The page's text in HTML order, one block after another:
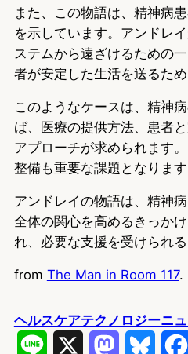
また、この物語は、精神病
を示しています。アンドレ
ステムから遠ざけるための
者が安定した生活を送るた
このようなケースは、精神
ば、医療の提供方法、患者
アプローチが求められます
整備も重要な課題となります
アンドレイの物語は、精神
全体の関心を高めるきっか
れ、必要な支援を受けられ
from The Man in Room 117.
ヘルスケアテクノロジーニ